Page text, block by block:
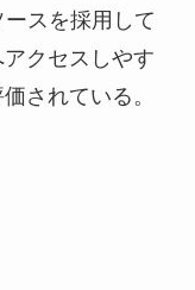
スを採用して
クセスしやす
されている。